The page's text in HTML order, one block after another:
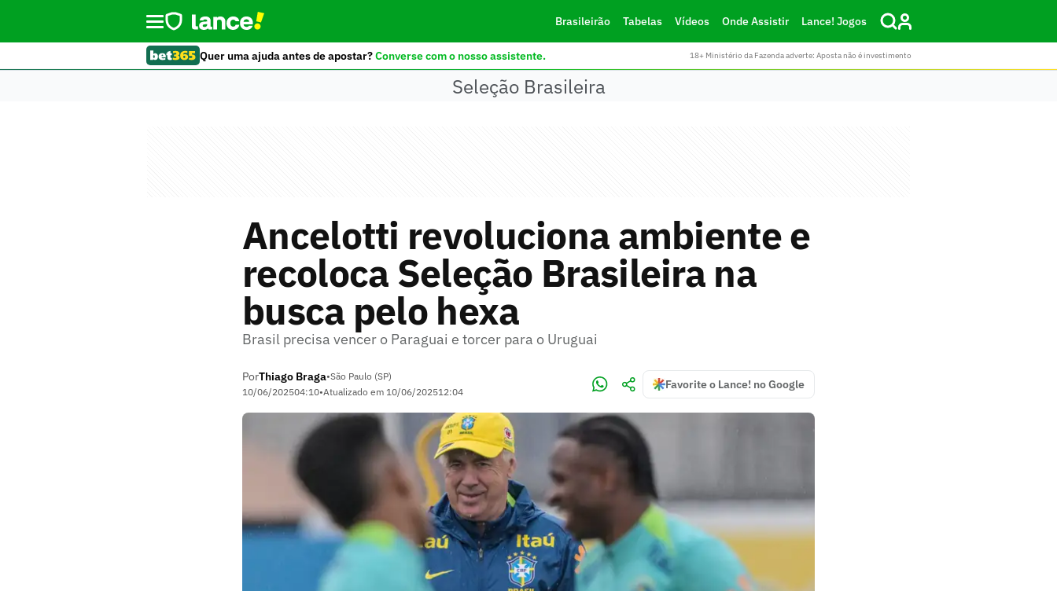
Brasileirão Tabelas Vídeos Onde Assistir Lance! Jogos
Quer uma ajuda antes de apostar?Converse com o nosso assistente. 18+ Ministério da Fazenda adverte: Aposta não é investimento
Seleção Brasileira
Ancelotti revoluciona ambiente e
recoloca Seleção Brasileira na
busca pelo hexa
Brasil precisa vencer o Paraguai e torcer para o Uruguai
PorThiago Braga•São Paulo (SP)
10/06/202504:10•Atualizado em 10/06/202512:04
Favorite o Lance! no Google